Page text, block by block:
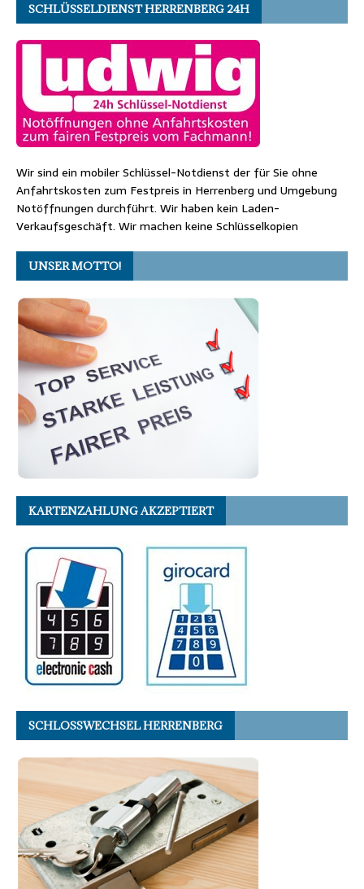
SCHLÜSSELDIENST HERRENBERG 24H
Wir sind ein mobiler Schlüssel-Notdienst der für Sie ohne
Anfahrtskosten zum Festpreis in Herrenberg und Umgebung
Notöffnungen durchführt. Wir haben kein Laden-
Verkaufsgeschäft. Wir machen keine Schlüsselkopien
UNSER MOTTO!
KARTENZAHLUNG AKZEPTIERT
SCHLOSSWECHSEL HERRENBERG